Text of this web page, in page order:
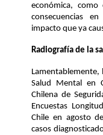
económica, como
consecuencias
impacto que ya
Radiografía de la
Lamentablemente,
Salud Mental en
Chilena de
Encuestas
Chile en agosto
casos